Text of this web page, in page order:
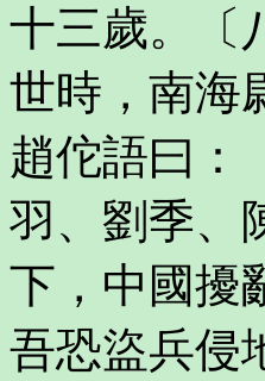
十三歲。〔
世時，南海
趙佗語曰：
羽、劉季、
下，中國擾
吾恐盜兵侵